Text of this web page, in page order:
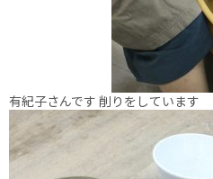
有紀子さんです 削りをしています